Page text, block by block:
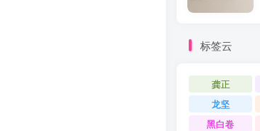
标签云
龚正
龙坚
黑白卷